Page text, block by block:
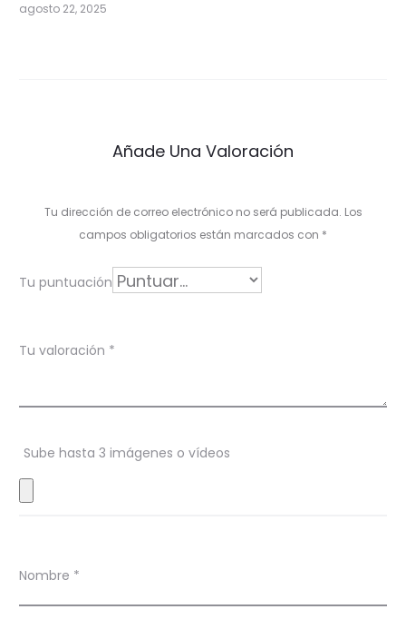
i
n
n
H
a
i
n
agosto 22, 2025
Añade Una Valoración
Tu dirección de correo electrónico no será publicada. Los
campos obligatorios están marcados con *
Tu puntuación
Tu valoración *
Sube hasta 3 imágenes o vídeos
Nombre *